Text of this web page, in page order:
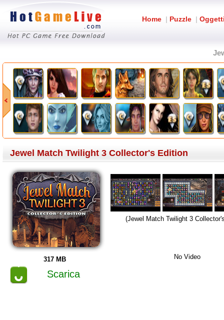
Home | Puzzle |
Jewel Match Twilight 3 Collector's Edition
317 MB
Scarica
(Jewel Match Twilight 3
No Video